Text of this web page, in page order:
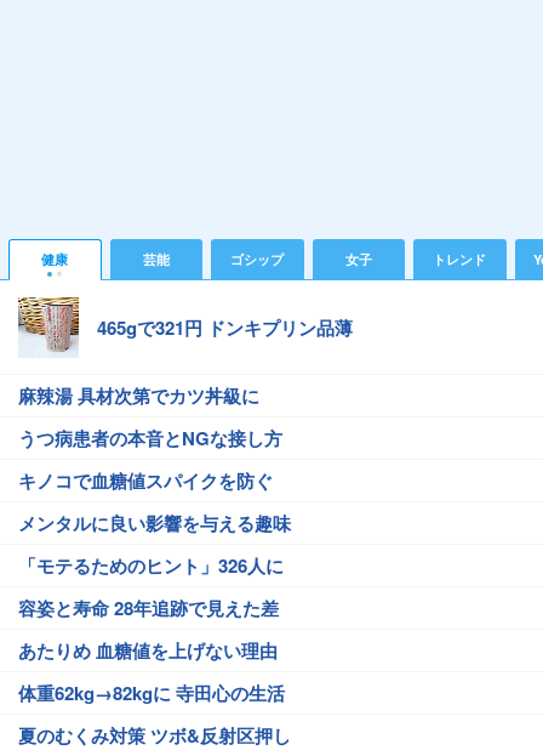
健康 芸能 ゴシップ 女子 トレンド
465gで321円 ドンキプリン品薄
麻辣湯 具材次第でカツ丼級に
うつ病患者の本音とNGな接し方
キノコで血糖値スパイクを防ぐ
メンタルに良い影響を与える趣味
「モテるためのヒント」326人に
容姿と寿命 28年追跡で見えた差
あたりめ 血糖値を上げない理由
体重62kg→82kgに 寺田心の生活
夏のむくみ対策 ツボ&反射区押し